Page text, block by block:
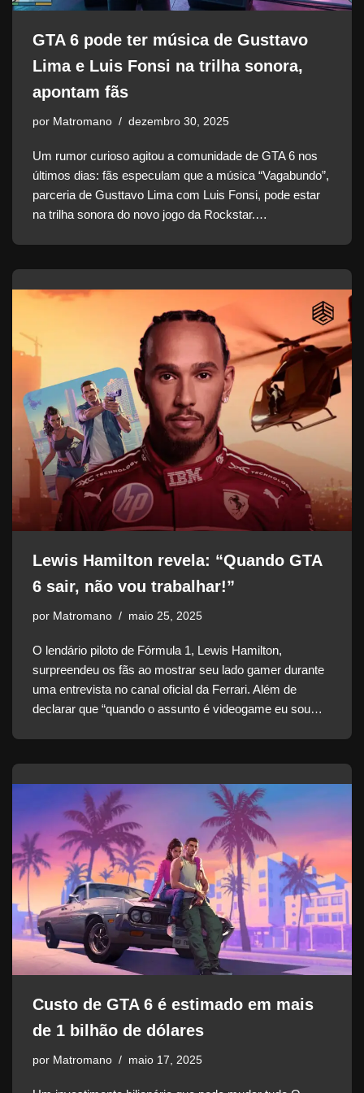
GTA 6 pode ter música de Gusttavo
Lima e Luis Fonsi na trilha sonora,
apontam fãs
por Matromano dezembro 30, 2025
Um rumor curioso agitou a comunidade de GTA 6 nos
últimos dias: fãs especulam que a música “Vagabundo”,
parceria de Gusttavo Lima com Luis Fonsi, pode estar
na trilha sonora do novo jogo da Rockstar.…
Lewis Hamilton revela: “Quando GTA
6 sair, não vou trabalhar!”
por Matromano maio 25, 2025
O lendário piloto de Fórmula 1, Lewis Hamilton,
surpreendeu os fãs ao mostrar seu lado gamer durante
uma entrevista no canal oficial da Ferrari. Além de
declarar que “quando o assunto é videogame eu sou…
Custo de GTA 6 é estimado em mais
de 1 bilhão de dólares
por Matromano maio 17, 2025